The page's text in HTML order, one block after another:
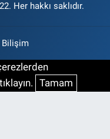
Her hakkı saklıdır.
Bilişim
Tamam